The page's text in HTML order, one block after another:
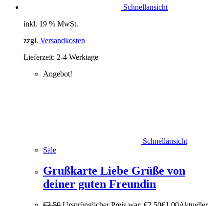
Schnellansicht
inkl. 19 % MwSt.
zzgl. Versandkosten
Lieferzeit: 2-4 Werktage
Angebot!
Schnellansicht
Sale
Grußkarte Liebe Grüße von
deiner guten Freundin